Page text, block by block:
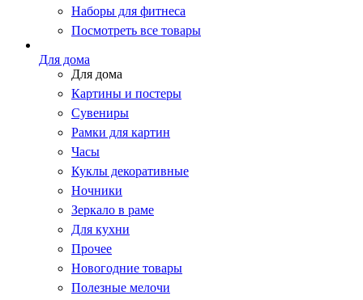
Наборы для фитнеса
Посмотреть все товары
Для дома
Для дома
Картины и постеры
Сувениры
Рамки для картин
Часы
Куклы декоративные
Ночники
Зеркало в раме
Для кухни
Прочее
Новогодние товары
Полезные мелочи